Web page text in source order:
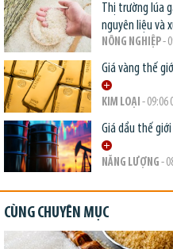
Thị trường lúa
nguyên liệu và
NÔNG NGHIỆP-
Giá vàng thế
KIM LOẠI - 09:06
Giá dầu thế giới
NĂNG LƯỢNG -
CÙNG CHUYÊN MỤC